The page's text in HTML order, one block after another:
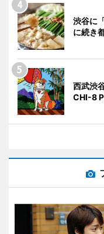
渋谷に
に続き
西武渋
CHI-8